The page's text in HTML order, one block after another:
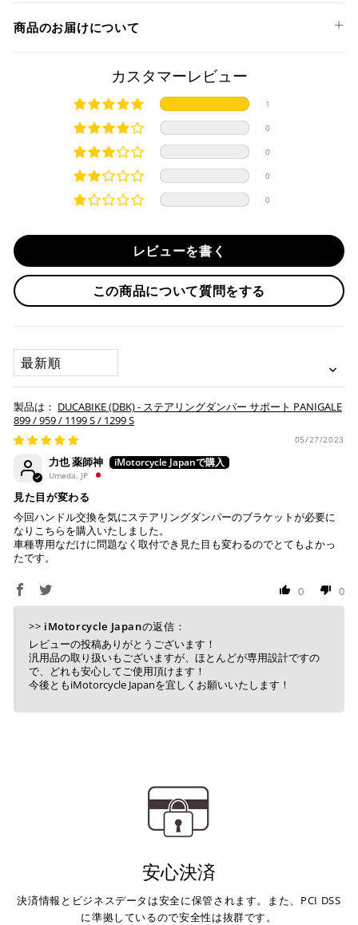
MULTISTRADA V4 S '21-25
(PIKES PEAKにはこちら
クレジットカード
上記クレジットカードをご利用頂けます。
分割払い、リボ払い、3Dセキュア対応カードをご利用の
際は、『クレジットカード決済(3Dセキュア) - SBPS』を
ご選択ください。
商品発送時に決済完了となります。
対応支払回数について以下の通りです。
・分割払い (3,5,6,10,12,15,18,20,24回)
※ 分割払い、リボ払いは決済金額が税込10,000円以上の
場合のみご利用いただけます。
※ American Expressでの分割払いのご利用には、事前
す。
※ Diners Clubは分割払い非対応のため、一括払い・リ
ボ払いのみご利用頂けます。
※ 手数料、利息はご利用のカード会社の定めによります
ので、事前にご確認ください。
楽天ペイ
楽天ポイントが貯まる・使える！「簡単」「あんしん」
「お得」な楽天ペイをご利用ください。
※ 楽天ポイントが貯まるのは楽天カード・楽天ポイン
ト・楽天ペイ残高でのお支払いに限ります。
※ 現在楽天ペイでご使用頂けるクレジットカードは
Visa、Mastercard、JCBのみです。
上記キャッシュレス決済アカウントからご希望のお支払
い方法をご選択頂き、クリックするだけで簡単に支払い
必要です。
商品のお届けについて
商品発送までの日数について
ご希望商品の在庫状況により異なります。 詳しくは該当商品
ページよりご希望のカラー、材質等(オプションがある場合)を
選択後に表示される納期をご確認ください。
国内在庫ありの場合
・平日16時までのご注文、お支払い完了で即日発送いたしま
・前払い決済（銀行振込等）の場合、15時までに弊社でのご
入金確認が完了いたしましたら即日発送いたします。
・お取り寄せ商品等を一緒にご注文の場合は、基本的にはお
取り寄せ商品が揃ってからの発送になります。別で発送をご
お取り寄せの場合
・商品ページの納期はあくまで目安になりますので、納期が
早まる場合もございます。
・運送状況や繁忙期の影響により遅れが生じる場合もござい
ます。
配送送料について
１回のご注文で商品代金合計が¥11,000(税込）以上の場合
は、送料が無料となります。
※通常送料は¥770(税込)です。
配送会社について
カスタマーレビュー
1
0
0
0
0
レビューを書く
この商品について質問をする
DUCABIKE (DBK) - ステアリングダンパー サポート PANIGALE
899 / 959 / 1199 S / 1299 S
05/27/2023
力也 薬師神
Umeda, JP
見た目が変わる
今回ハンドル交換を気にステアリングダンパーのブラケットが必要に
なりこちらを購入いたしました。
車種専用なだけに問題なく取付でき見た目も変わるのでとてもよかっ
たです。
0 0
>> iMotorcycle Japanの返信：
レビューの投稿ありがとうございます！
汎用品の取り扱いもございますが、ほとんどが専用設計ですの
で、どれも安心してご使用頂けます！
今後ともiMotorcycle Japanを宜しくお願いいたします！
安心決済
決済情報とビジネスデータは安全に保管されます。また、PCI DSS
に準拠しているので安全性は抜群です。